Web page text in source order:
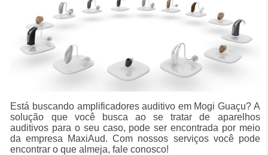
Está buscando amplificadores auditivo em Mogi Guaçu? A
solução que você busca ao se tratar de aparelhos
auditivos para o seu caso, pode ser encontrada por meio
da empresa MaxiAud. Com nossos serviços você pode
encontrar o que almeja, fale conosco!